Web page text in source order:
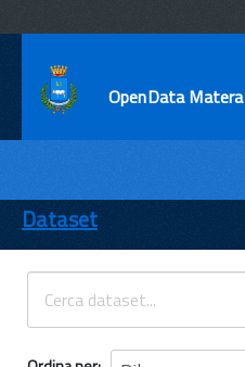
OpenData Matera
ENTI
TEMI
INFORMAZIONI
Dataset